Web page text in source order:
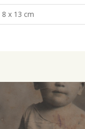
8 x 13 cm